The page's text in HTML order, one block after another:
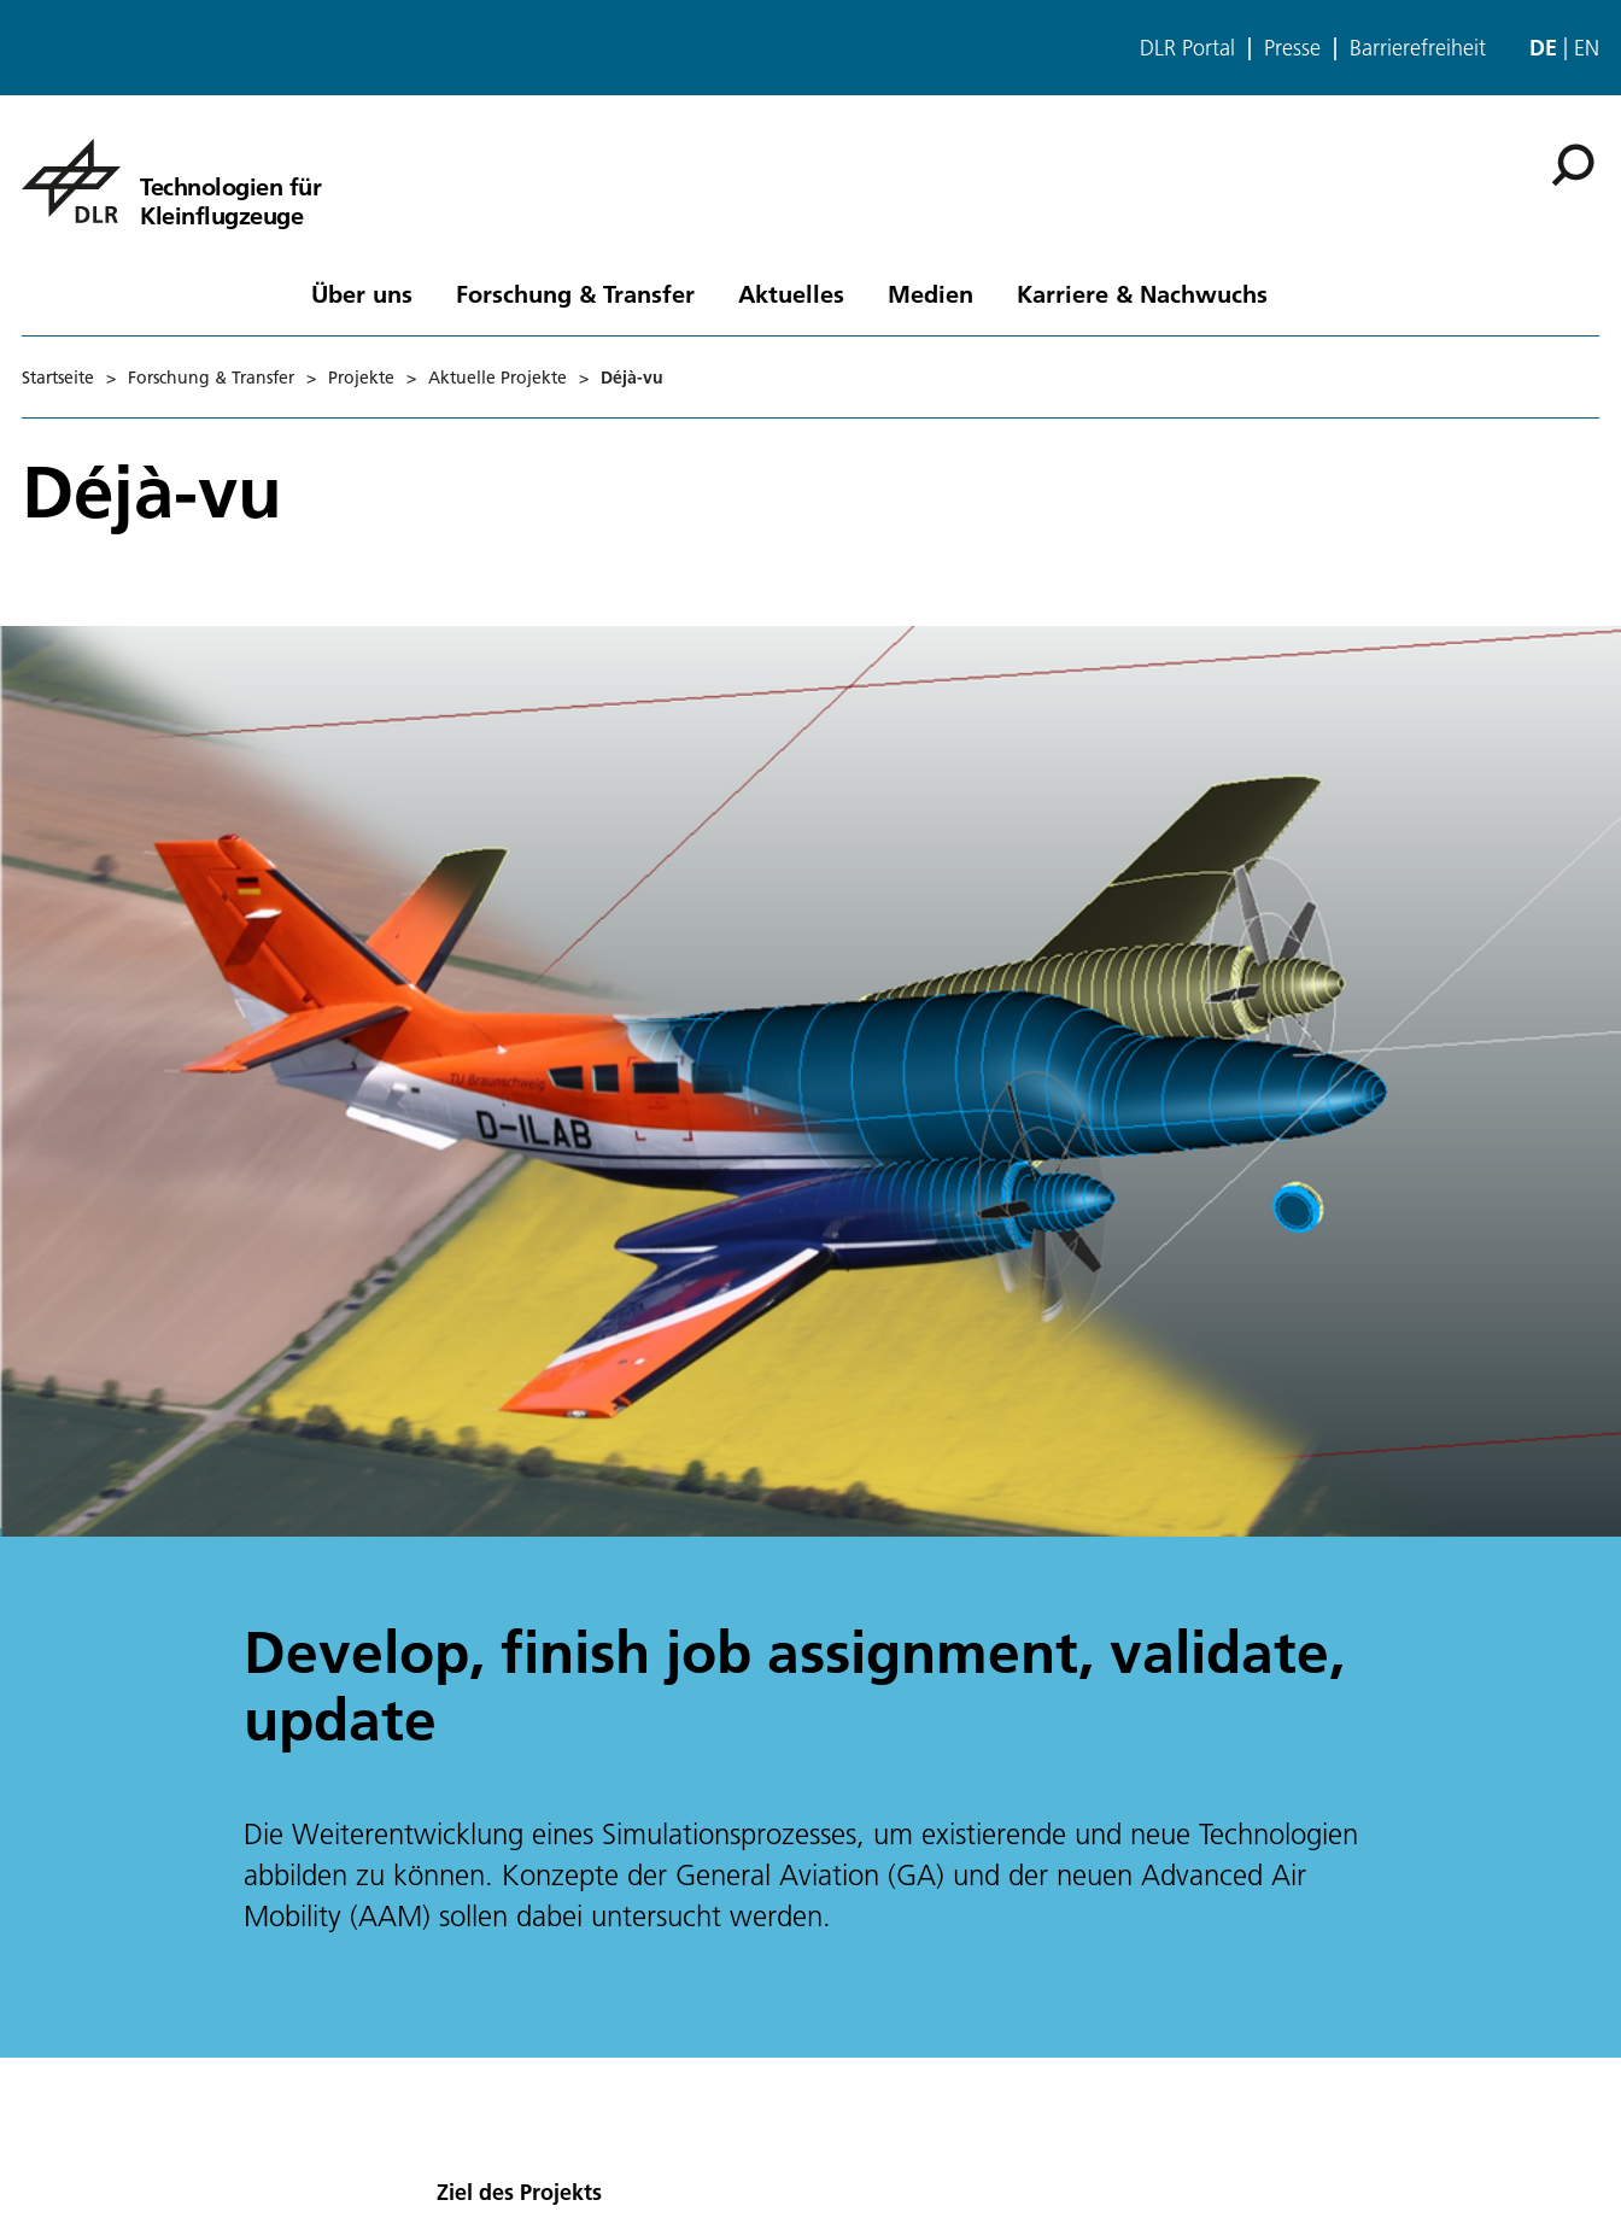
DLR Portal Presse Barrierefreiheit DE EN
Technologien für
Kleinflugzeuge
Über uns Forschung & Transfer Aktuelles Medien Karriere & Nachwuchs
Startseite > Forschung & Transfer > Projekte > Aktuelle Projekte > Déjà-vu
Déjà-vu
Develop, finish job assignment, validate,
update
Die Weiterentwicklung eines Simulationsprozesses, um existierende und neue Technologien
abbilden zu können. Konzepte der General Aviation (GA) und der neuen Advanced Air
Mobility (AAM) sollen dabei untersucht werden.
Ziel des Projekts